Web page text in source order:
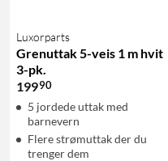
Luxorparts
Grenuttak 5-veis 1 m hvit
3-pk.
19990
5 jordede uttak med
barnevern
Flere strømuttak der du
trenger dem